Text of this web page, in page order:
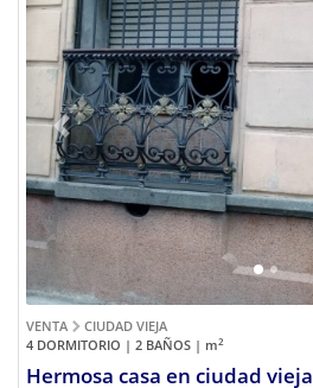
Previous
VENTA
CIUDAD VIEJA
4 DORMITORIO | 2 BAÑOS | m2
Hermosa casa en ciudad vieja